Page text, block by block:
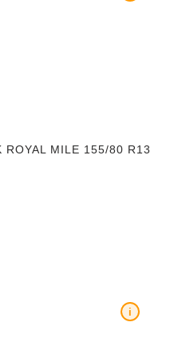
ROYAL MILE 155/80 R13
i